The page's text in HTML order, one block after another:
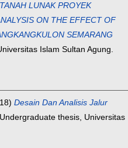
LUNAK PROYEK
ON THE EFFECT OF
SEMARANG
Islam Sultan Agung.
Desain Dan Analisis Jalur
Undergraduate thesis, Universitas